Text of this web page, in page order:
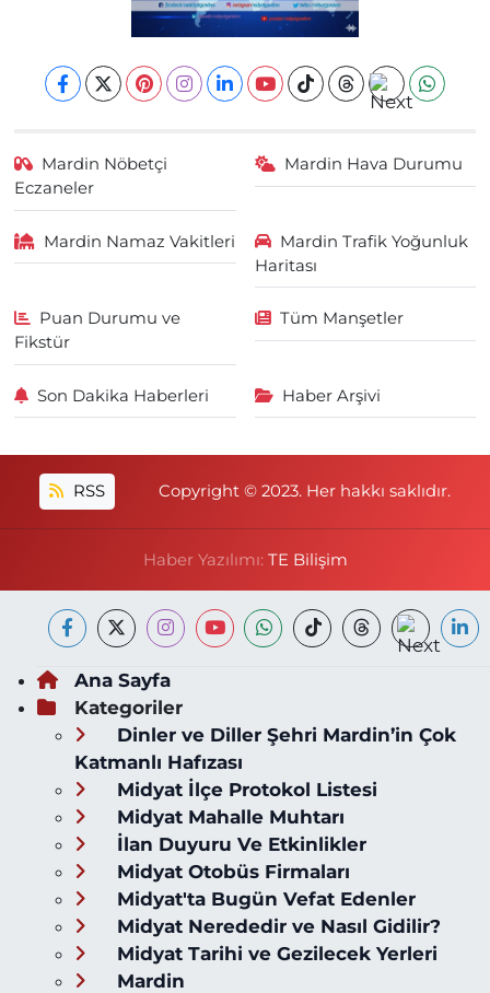
Mardin Nöbetçi
Eczaneler
Mardin Hava Durumu
Mardin Namaz Vakitleri
Mardin Trafik Yoğunluk
Haritası
Puan Durumu ve
Fikstür
Tüm Manşetler
Son Dakika Haberleri Haber Arşivi
RSS Copyright © 2023. Her hakkı saklıdır.
Haber Yazılımı: TE Bilişim
Ana Sayfa
Kategoriler
Dinler ve Diller Şehri Mardin’in Çok
Katmanlı Hafızası
Midyat İlçe Protokol Listesi
Midyat Mahalle Muhtarı
İlan Duyuru Ve Etkinlikler
Midyat Otobüs Firmaları
Midyat'ta Bugün Vefat Edenler
Midyat Nerededir ve Nasıl Gidilir?
Midyat Tarihi ve Gezilecek Yerleri
Mardin